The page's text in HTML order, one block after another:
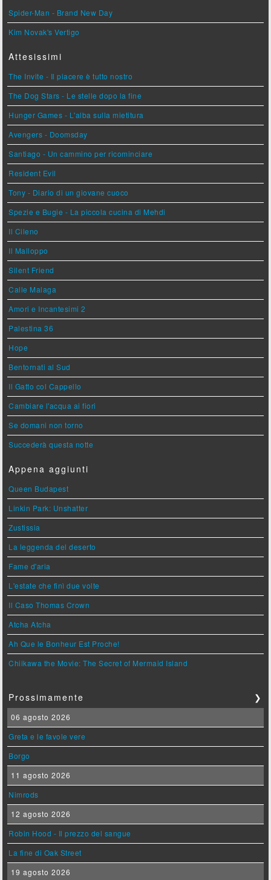
Spider-Man - Brand New Day
Kim Novak's Vertigo
Attesissimi
The Invite - Il piacere è tutto nostro
The Dog Stars - Le stelle dopo la fine
Hunger Games - L'alba sulla mietitura
Avengers - Doomsday
Santiago - Un cammino per ricominciare
Resident Evil
Tony - Diario di un giovane cuoco
Spezie e Bugie - La piccola cucina di Mehdi
Il Cileno
Il Malloppo
Silent Friend
Calle Malaga
Amori e Incantesimi 2
Palestina 36
Hope
Bentornati al Sud
Il Gatto col Cappello
Cambiare l'acqua ai fiori
Se domani non torno
Succederà questa notte
Appena aggiunti
Queen Budapest
Linkin Park: Unshatter
Zustissia
La leggenda del deserto
Fame d'aria
L'estate che finì due volte
Il Caso Thomas Crown
Atcha Atcha
Ah Que le Bonheur Est Proche!
Chiikawa the Movie: The Secret of Mermaid Island
Prossimamente ❯
06 agosto 2026
Greta e le favole vere
Borgo
11 agosto 2026
Nimrods
12 agosto 2026
Robin Hood - Il prezzo del sangue
La fine di Oak Street
19 agosto 2026